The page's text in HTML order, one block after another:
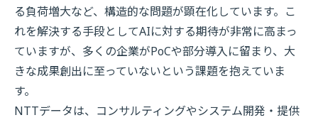
る負荷増大など、構造的な問題が顕在化しています。こ
れを解決する手段としてAIに対する期待が非常に高まっ
ていますが、多くの企業がPoCや部分導入に留まり、大
きな成果創出に至っていないという課題を抱えていま
す。
NTTデータは、コンサルティングやシステム開発・提供